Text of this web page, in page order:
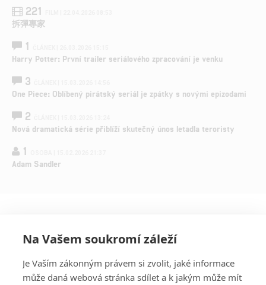
221
拆彈專家
1
Harry Potter: První trailer seriálového zpracování je venku
3
One Piece: Oblíbený pirátský seriál je zpátky s novými epizodami
2
Nová dramatická série přiblíží skutečný únos letadla teroristy
1
Adam Sandler
Na Vašem soukromí záleží
Je Vaším zákonným právem si zvolit, jaké informace
může daná webová stránka sdílet a k jakým může mít